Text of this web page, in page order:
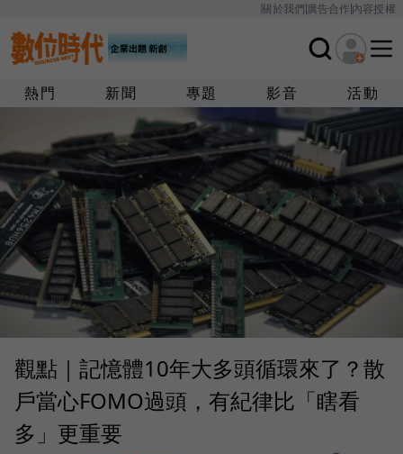
關於我們廣告合作內容授權
熱門 新聞 專題 影音 活動
觀點｜記憶體10年大多頭循環來了？散
戶當心FOMO過頭，有紀律比「瞎看
多」更重要